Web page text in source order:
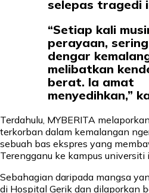
selepas tragedi
“Setiap kali
perayaan,
dengar
melibatkan
berat. Ia amat
menyedihkan,”
Terdahulu, MYBERITA
terkorban dalam kemalangan
sebuah bas ekspres yang
Terengganu ke kampus universiti
Sebahagian daripada mangsa
di Hospital Gerik dan dilaporkan